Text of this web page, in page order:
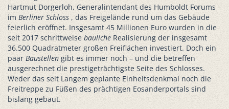
Hartmut Dorgerloh, Generalintendant des Humboldt Forums
im Berliner Schloss , das Freigelände rund um das Gebäude
feierlich eröffnet. Insgesamt 45 Millionen Euro wurden in die
seit 2017 schrittweise bauliche Realisierung der insgesamt
36.500 Quadratmeter großen Freiflächen investiert. Doch ein
paar Baustellen gibt es immer noch – und die betreffen
ausgerechnet die prestigeträchtigste Seite des Schlosses.
Weder das seit Langem geplante Einheitsdenkmal noch die
Freitreppe zu Füßen des prächtigen Eosanderportals sind
bislang gebaut.